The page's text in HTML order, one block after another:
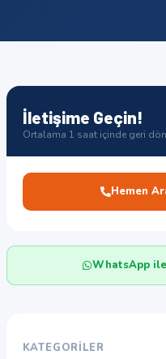
İletişime Geçin!
Ortalama 1 saat içinde geri
Hemen
WhatsApp
KATEGORILER